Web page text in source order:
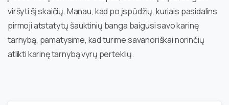
viršyti šį skaičių. Manau, kad po įspūdžių, kuriais pasidalins
pirmoji atstatytų šauktinių banga baigusi savo karinę
tarnybą, pamatysime, kad turime savanoriškai norinčių
atlikti karinę tarnybą vyrų perteklių.